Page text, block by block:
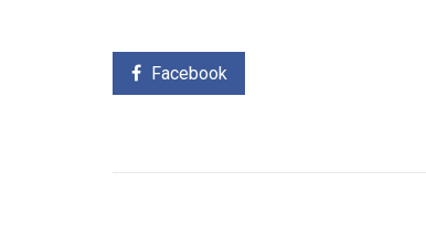
Facebook